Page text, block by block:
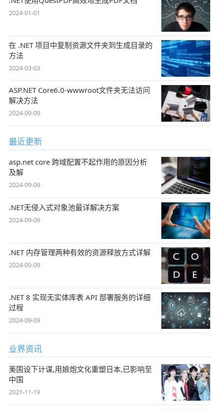
2024-01-01
在 .NET 项目中复制资源文件夹到生成目录的
方法
2024-03-03
ASP.NET Core6.0-wwwroot文件夹无法访问
解决方法
2024-09-09
最近更新
asp.net core 跨域配置不起作用的原因分析
及解
2024-09-09
.NET无侵入式对象池最详解决方案
2024-09-09
.NET 内存管理两种有效的资源释放方式详解
2024-09-09
.NET 8 实现无实体库表 API 部署服务的详细
过程
2024-09-09
业界资讯
美国设下计谋,用娘炮文化重塑日本,已影响至
中国
2021-11-19